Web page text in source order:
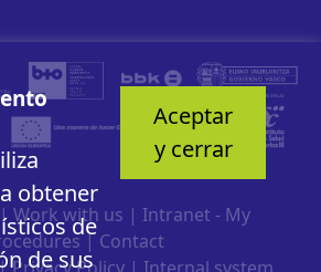
obtener
de
de sus
Aceptar
y cerrar
Work with us | Intranet - My
|Contact